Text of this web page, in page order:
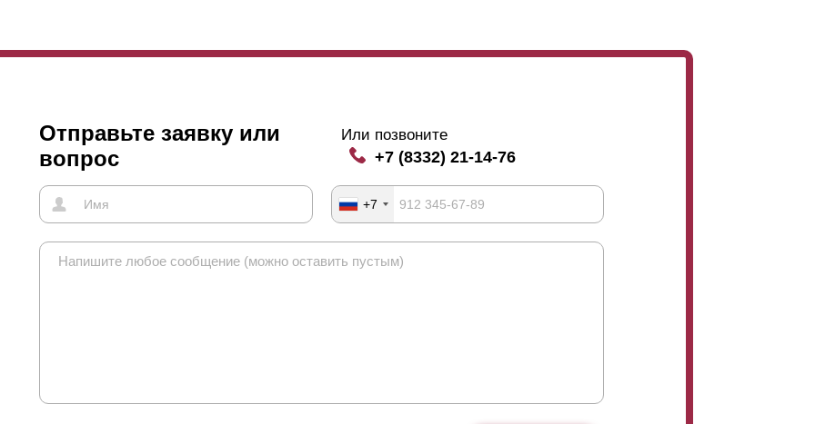
Отправьте заявку или
вопрос
Или позвоните
+7 (8332) 21-14-76
+7